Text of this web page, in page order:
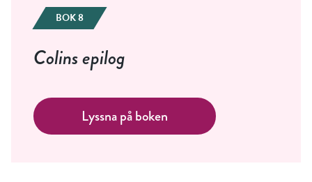
BOK 8
Colins epilog
Lyssna på boken